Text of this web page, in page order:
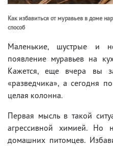
Как избавиться от муравьев в доме
способ
Маленькие, шустрые и
появление муравьев на
Кажется, еще вчера вы
«разведчика», а сегодня
целая колонна.
Первая мысль в такой
агрессивной химией. Но
домашних питомцев.